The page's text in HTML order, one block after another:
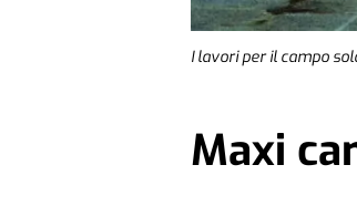
I lavori per il campo
Maxi